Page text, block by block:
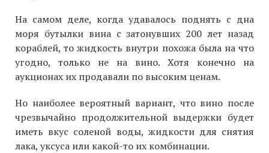
На самом деле, когда удавалось поднять с дна
моря бутылки вина с затонувших 200 лет назад
кораблей, то жидкость внутри похожа была на что
угодно, только не на вино. Хотя конечно на
аукционах их продавали по высоким ценам.
Но наиболее вероятный вариант, что вино после
чрезвычайно продолжительной выдержки будет
иметь вкус соленой воды, жидкости для снятия
лака, уксуса или какой-то их комбинации.